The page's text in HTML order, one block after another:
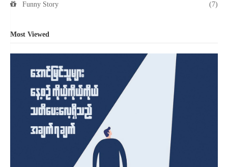
Funny Story (7)
Most Viewed